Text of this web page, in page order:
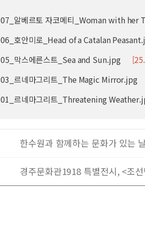
07_알베르토 자코메티_Woman with her
06_호안미로_Head of a Catalan
05_막스에른스트_Sea and Sun.jpg
03_르네마그리트_The Magic Mirror.jpg
01_르네마그리트_Threatening
한수원과 함께하는 문화가 있는
경주문화관1918 특별전시, <조